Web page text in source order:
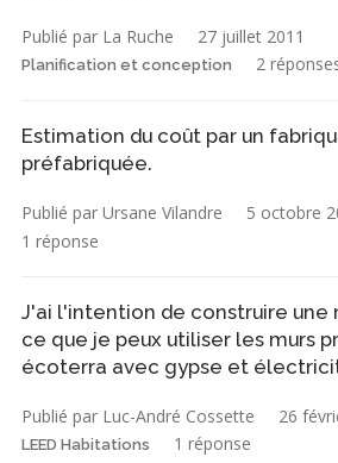
Publié par La Ruche 27 juillet 2011
Planification et conception 2
Estimation du coût par un
préfabriquée.
Publié par Ursane Vilandre 5 octobre
1 réponse
J'ai l'intention de construire une
ce que je peux utiliser les murs
écoterra avec gypse et
Publié par Luc-André Cossette 26
LEED Habitations 1 réponse